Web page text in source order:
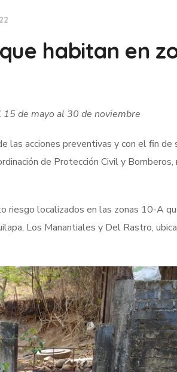
habitan en
de mayo al 30 de noviembre
las acciones preventivas y con el fin
de Protección Civil y
localizados en las zonas 10-A
Los Manantiales y Del Rastro,